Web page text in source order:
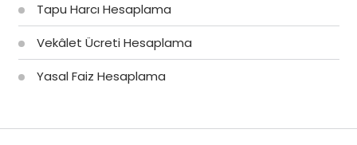
Tapu Harcı Hesaplama
Vekâlet Ücreti Hesaplama
Yasal Faiz Hesaplama